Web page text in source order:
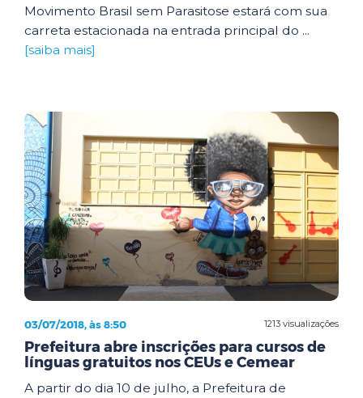
Movimento Brasil sem Parasitose estará com sua
carreta estacionada na entrada principal do ...
[saiba mais]
1213 visualizações
03/07/2018, às 8:50
Prefeitura abre inscrições para cursos de
línguas gratuitos nos CEUs e Cemear
A partir do dia 10 de julho, a Prefeitura de